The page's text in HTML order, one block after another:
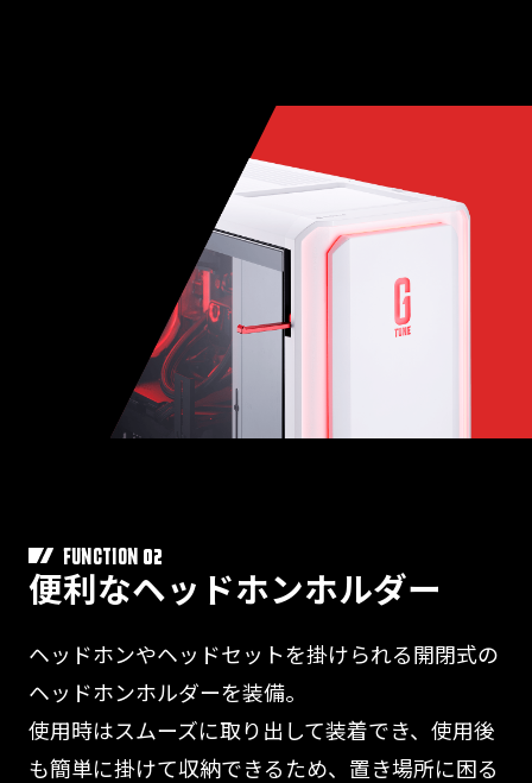
FUNCTION 02
便利なヘッドホンホルダー
ヘッドホンやヘッドセットを掛けられる開閉式の
ヘッドホンホルダーを装備。
使用時はスムーズに取り出して装着でき、使用後
も簡単に掛けて収納できるため、置き場所に困る